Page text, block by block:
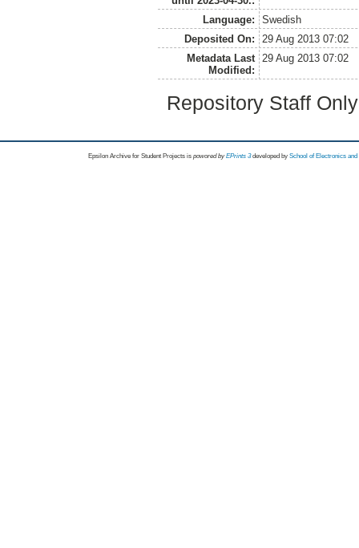
Language:
Swedish
Deposited On:
29 Aug 2013 07:02
Metadata Last
Modified:
29 Aug 2013 07:02
Repository Staff
Epsilon Archive for Student Projects is powored byEPrints 3 developed by School of Electronics